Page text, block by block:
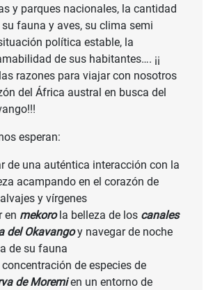
y parques nacionales, la cantidad
fauna y aves, su clima semi
política estable, la
de sus habitantes…. ¡¡
razones para viajar con nosotros
del África austral en busca del
esperan:
de una auténtica interacción con la
acampando en el corazón de
y vírgenes
en mekorola belleza de los canales
del Okavangoy navegar de noche
de su fauna
de especies de
de Moremien un entorno de